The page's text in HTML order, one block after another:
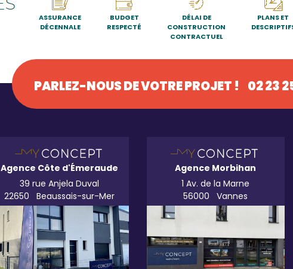
ASSURANCE
DÉCENNALE
BUDGET
RESPECTÉ
DÉLAI DE
CONSTRUCTION
CONTRACTUEL
PLANS ET
PARLEZ-NOUS DE VOTRE PROJET ! 02 23
Agence Côte d'Émeraude
39 rue Anjela Duval
22650
Beaussais-sur-Mer
Agence Morbihan
1 Av. de la Marne
56000
Vannes